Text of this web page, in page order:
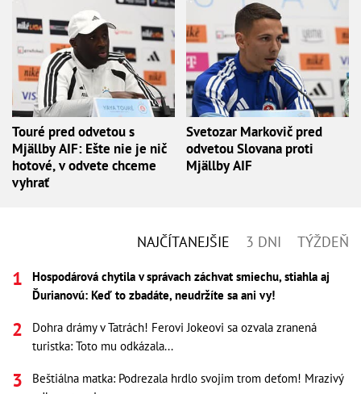
Touré pred odvetou s
Mjällby AIF: Ešte nie je nič
hotové, v odvete chceme
vyhrať
Svetozar Markovič pred
odvetou Slovana proti
Mjällby AIF
NAJČÍTANEJŠIE 3 DNI TÝŽDEŇ
Hospodárová chytila v správach záchvat smiechu, stiahla aj
Ďurianovú: Keď to zbadáte, neudržíte sa ani vy!
Dohra drámy v Tatrách! Ferovi Jokeovi sa ozvala zranená
turistka: Toto mu odkázala...
Beštiálna matka: Podrezala hrdlo svojim trom deťom! Mrazivý